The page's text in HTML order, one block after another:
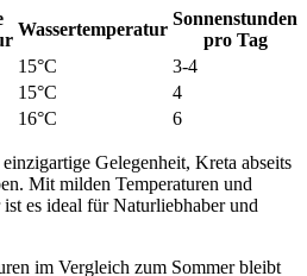
Wassertemperatur
Sonnenstunden
pro Tag
15°C
3-4
15°C
4
16°C 6
Gelegenheit, Kreta abseits
Mit milden Temperaturen und
es ideal für Naturliebhaber und
im Vergleich zum Sommer bleibt